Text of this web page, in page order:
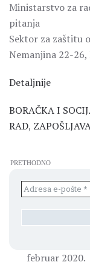
Ministarstvo za
pitanja
Sektor za zaštitu
Nemanjina 22-26,
Detaljnije
BORAČKA I
RAD,
PRETHODNO
februar 2020.